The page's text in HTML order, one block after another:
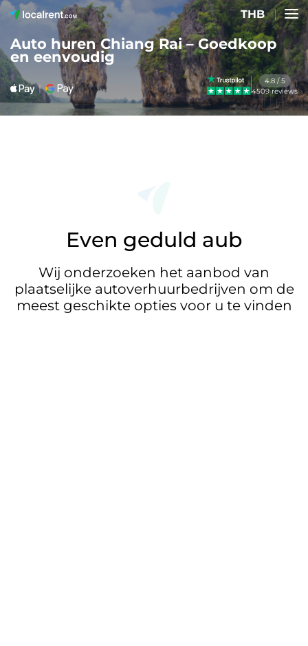
THB
Auto huren Chiang Rai – Goedkoop
en eenvoudig
4.8 / 5
4509 reviews
Even geduld aub
Wij onderzoeken het aanbod van
plaatselijke autoverhuurbedrijven om de
meest geschikte opties voor u te vinden